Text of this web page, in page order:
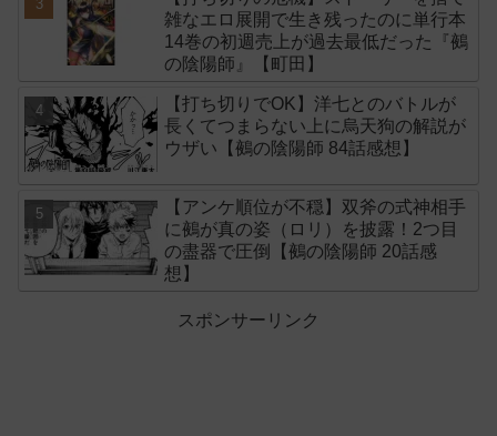
雑なエロ展開で生き残ったのに単行本
14巻の初週売上が過去最低だった『鵺
の陰陽師』【町田】
【打ち切りでOK】洋七とのバトルが
長くてつまらない上に烏天狗の解説が
ウザい【鵺の陰陽師 84話感想】
【アンケ順位が不穏】双斧の式神相手
に鵺が真の姿（ロリ）を披露！2つ目
の盡器で圧倒【鵺の陰陽師 20話感
想】
スポンサーリンク